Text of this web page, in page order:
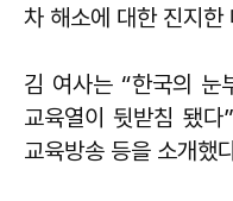
차 해소에 대한 진지한
김 여사는 “한국의 눈
교육열이 뒷받침 됐다
교육방송 등을 소개했